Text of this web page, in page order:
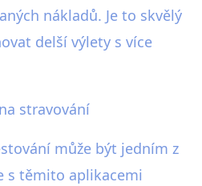
nákladů. Je to skvělý
delší výlety s více
stravování
může být jedním z
s těmito aplikacemi